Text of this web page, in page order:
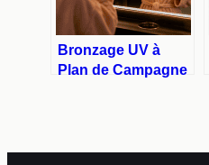
Bronzage UV à
Plan de Campagne
sécurité